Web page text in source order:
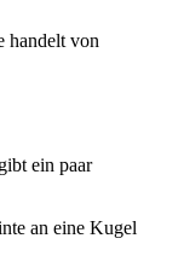
handelt von
ein paar
an eine Kugel